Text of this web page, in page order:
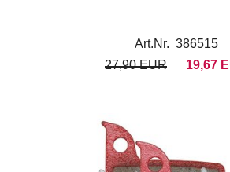
Art.Nr. 386515
27,90 EUR
19,67